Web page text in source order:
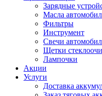
Зарядные
Масла
Фильтры
Инструмент
Свечи
Щетки
Лампочки
Акции
Услуги
Доставка